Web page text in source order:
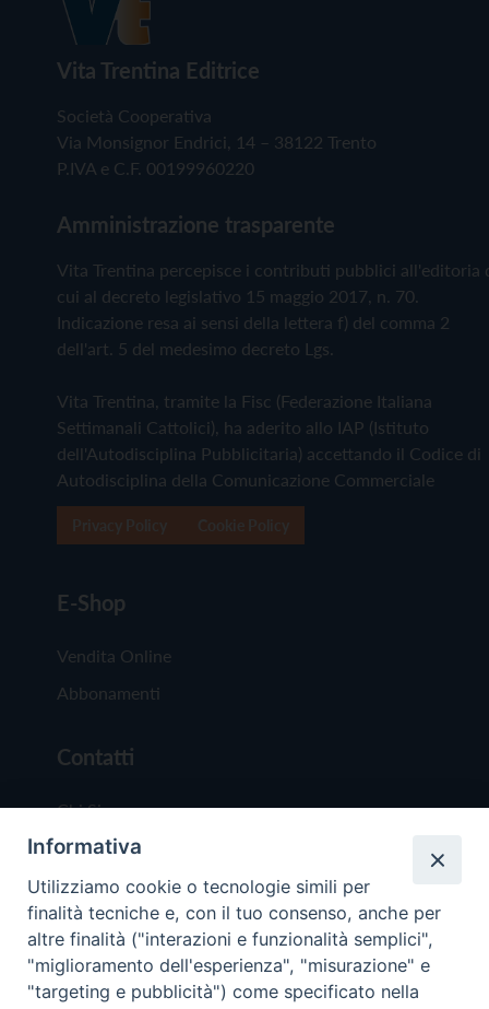
Vita Trentina Editrice
Società Cooperativa
Via Monsignor Endrici, 14 – 38122 Trento
P.IVA e C.F. 00199960220
Amministrazione trasparente
Vita Trentina percepisce i contributi pubblici all'editoria
cui al decreto legislativo 15 maggio 2017, n. 70.
Indicazione resa ai sensi della lettera f) del comma 2
dell'art. 5 del medesimo decreto Lgs.
Vita Trentina, tramite la Fisc (Federazione Italiana
Settimanali Cattolici), ha aderito allo IAP (Istituto
dell'Autodisciplina Pubblicitaria) accettando il Codice di
Autodisciplina della Comunicazione Commerciale
E-Shop
Vendita Online
Abbonamenti
Contatti
Chi Siamo
Redazione
Scrivici
Informativa
Utilizziamo cookie o tecnologie simili per
finalità tecniche e, con il tuo consenso, anche per
altre finalità ("interazioni e funzionalità semplici",
"miglioramento dell'esperienza", "misurazione" e
"targeting e pubblicità") come specificato nella